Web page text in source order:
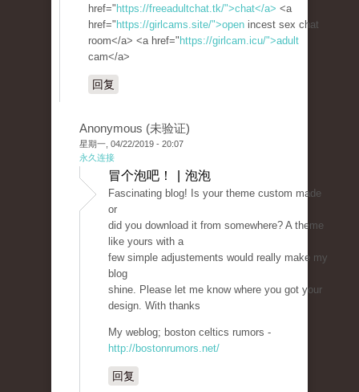
href=" https://freeadultchat.tk/">chat</a> <a
href=" https://girlcams.site/">open incest sex chat
room</a> <a href=" https://girlcam.icu/">adult
cam</a>
回复
Anonymous (未验证)
星期一, 04/22/2019 - 20:07
永久连接
冒个泡吧！ | 泡泡
Fascinating blog! Is your theme custom made
or
did you download it from somewhere? A theme
like yours with a
few simple adjustements would really make my
blog
shine. Please let me know where you got your
design. With thanks
My weblog; boston celtics rumors -
http://bostonrumors.net/
回复